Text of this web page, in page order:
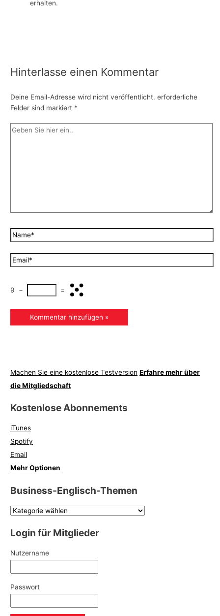
erhalten.
Hinterlasse einen Kommentar
Deine Email-Adresse wird nicht veröffentlicht. erforderliche
Felder sind markiert *
9 − =
Machen Sie eine kostenlose Testversion Erfahre mehr über
die Mitgliedschaft
Kostenlose Abonnements
iTunes
Spotify
Email
Mehr Optionen
Business-Englisch-Themen
Login für Mitglieder
Nutzername
Passwort